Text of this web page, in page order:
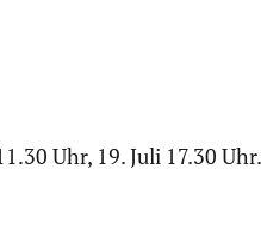
Uhr, 19. Juli 17.30 Uhr.